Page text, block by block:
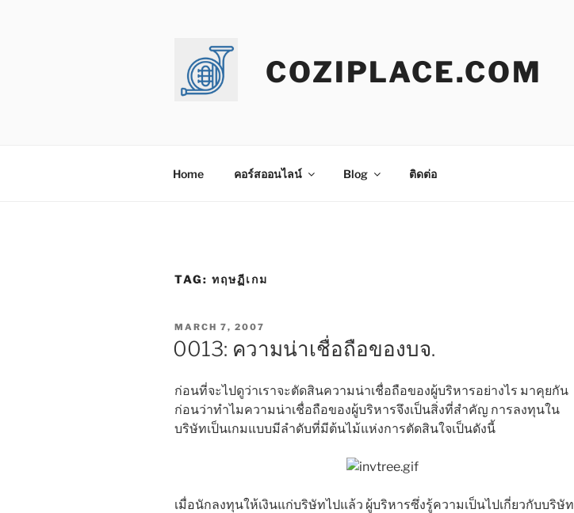
COZIPLACE.COM
Home คอร์สออนไลน์ Blog ติดต่อ
TAG: ทฤษฏีเกม
POSTED
ON
MARCH 7, 2007
0013: ความน่าเชื่อถือของบจ.
ก่อนที่จะไปดูว่าเราจะตัดสินความน่าเชื่อถือของผู้บริหารอย่างไร มาคุยกัน
ก่อนว่าทำไมความน่าเชื่อถือของผู้บริหารจึงเป็นสิ่งที่สำคัญ การลงทุนใน
บริษัทเป็นเกมแบบมีลำดับที่มีต้นไม้แห่งการตัดสินใจเป็นดังนี้
เมื่อนักลงทุนให้เงินแก่บริษัทไปแล้ว ผู้บริหารซึ่งรู้ความเป็นไปเกี่ยวกับบริษัท